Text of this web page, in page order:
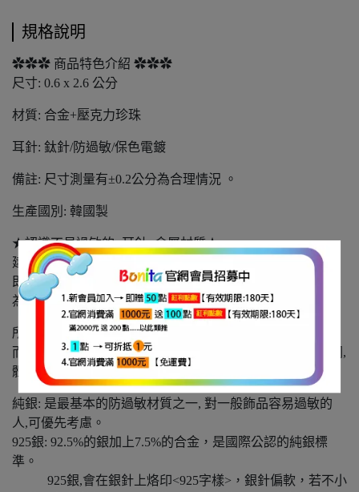
規格說明
✿✿✿ 商品特色介紹 ✿✿✿
尺寸: 0.6 x 2.6 公分
材質: 合金+壓克力珍珠
耳針: 鈦針/防過敏/保色電鍍
備註: 尺寸測量有±0.2公分為合理情況 。
生產國別: 韓國製
★認識不易過敏的<耳針>金屬材質★
建議水水們先了解自己體質適合甚麼材質,若短時間內配戴,
即有紅腫的反應,就表示對該材質過敏,請勿繼續配戴。耳環
為貼身物品，除瑕疵品外,一經拆封一概不接受退換貨。
所謂防過敏材質, 是以大部分的人不會引致過敏反應的材質
而定，目前尚未有100%抗過敏的材質, 每個人的過敏原不同,
體質不同，會引起過敏反應的因素也有所不同。
純銀: 是最基本的防過敏材質之一, 對一般飾品容易過敏的
人,可優先考慮。
925銀: 92.5%的銀加上7.5%的合金，是國際公認的純銀標
準。
925銀,會在銀針上烙印<925字樣>，銀針偏軟，若不小